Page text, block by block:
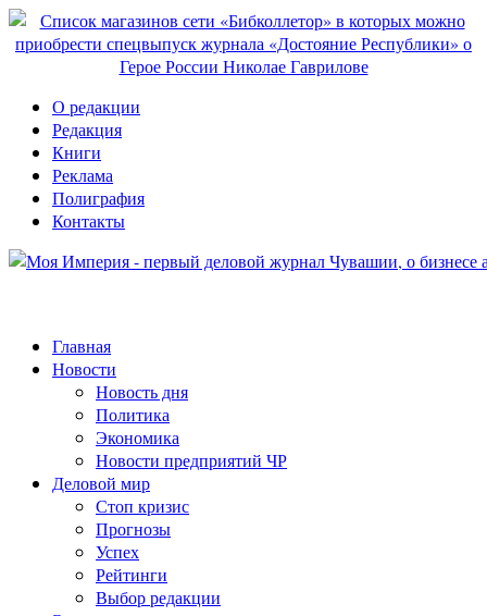
О редакции
Редакция
Книги
Реклама
Полиграфия
Контакты
Главная
Новости
Новость дня
Политика
Экономика
Новости предприятий ЧР
Деловой мир
Стоп кризис
Прогнозы
Успех
Рейтинги
Выбор редакции